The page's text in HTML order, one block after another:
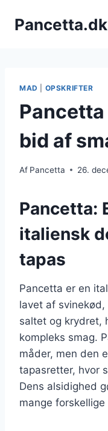
Pancetta.dk
MAD OPSKRIFTER
bid af
Af Pancetta 26.
Pancetta:
italiensk
tapas
Pancetta er en
lavet af
saltet og krydret,
kompleks smag.
måder, men den
tapasretter, hvor
Dens alsidighed
mange